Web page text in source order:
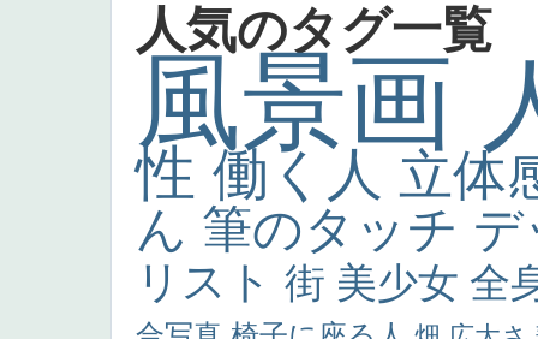
人気のタグ一覧
風景画
性 働く人 立体
ん 筆のタッチ
リスト 街 美少女 全